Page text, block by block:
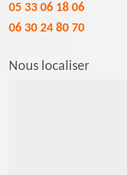
05 33 06 18 06
06 30 24 80 70
Nous localiser